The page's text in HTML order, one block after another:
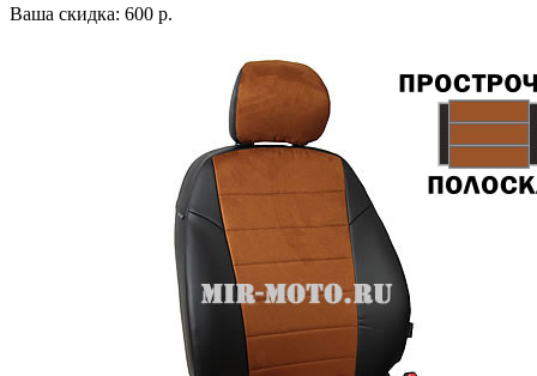
Ваша скидка: 600 р.